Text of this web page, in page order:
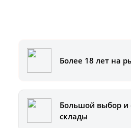
Более 18 лет на
Большой выбор и
склады